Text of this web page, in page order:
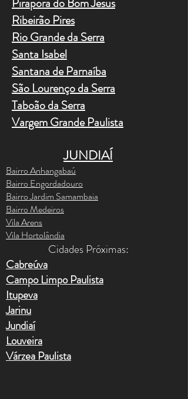
Ribeirão Pires
Rio Grande da Serra
Santa Isabel
Santana de Parnaíba
São Lourenço da Serra
Taboão da Serra
Vargem Grande Paulista
JUNDIAÍ
Bairro Anhangabaú
Bairro Engordadouro
Bairro Jardim Samambaia
Bairro Medeiros
Vila Arens
Vila Hortolândia
Cidades Próximas:​
Cabreúva
Campo Limpo Paulista
Itupeva
Jarinu
Jundiaí
Louveira
Várzea Paulista